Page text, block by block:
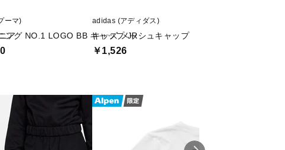
ア
ーマ)
ング NO.1 LOGO BB キャップ JR
adidas (アディダス)
キッズ メッシュキャップ
￥1,526